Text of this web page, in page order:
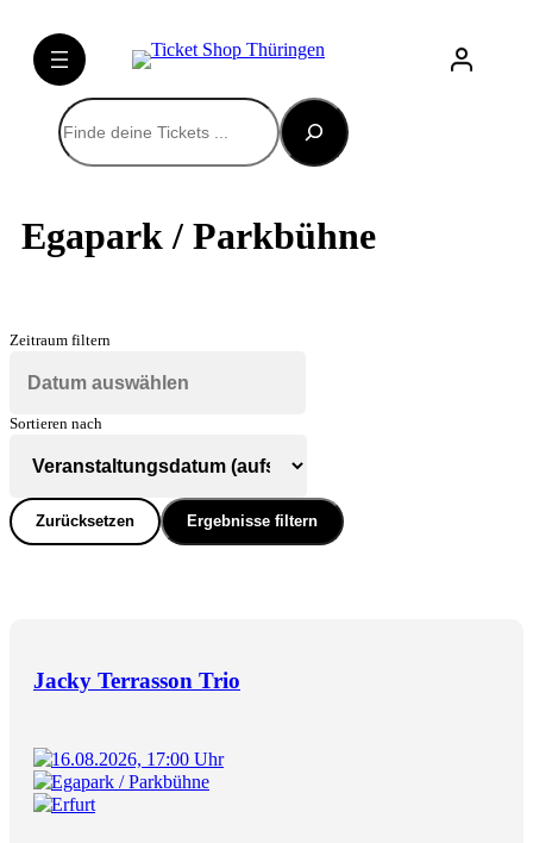
Suchen
Egapark / Parkbühne
Zeitraum filtern
Sortieren nach
Zurücksetzen Ergebnisse filtern
Jacky Terrasson Trio
16.08.2026, 17:00 Uhr
Egapark / Parkbühne
Erfurt